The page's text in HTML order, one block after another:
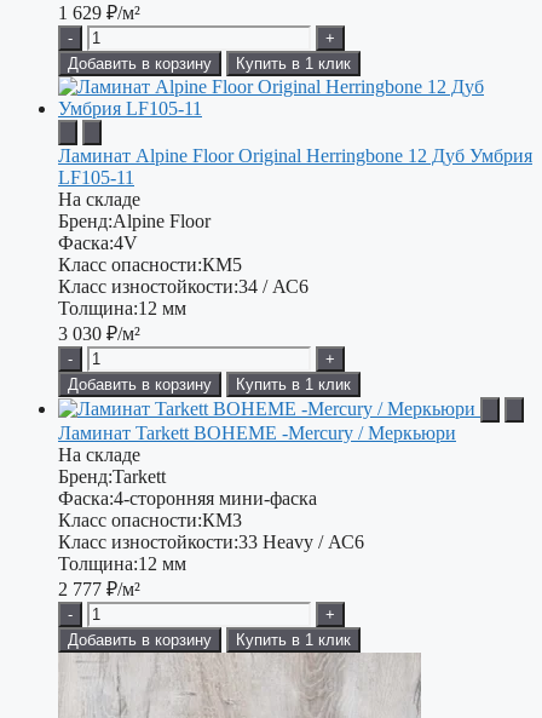
1 629 ₽/м²
-
+
Добавить в корзину
Купить в 1 клик
Ламинат Alpine Floor Original Herringbone 12 Дуб Умбрия
LF105-11
На складе
Бренд:Alpine Floor
Фаска:4V
Класс опасности:КМ5
Класс изностойкости:34 / АС6
Толщина:12 мм
3 030 ₽/м²
-
+
Добавить в корзину
Купить в 1 клик
Ламинат Tarkett BOHEME -Mercury / Меркьюри
На складе
Бренд:Tarkett
Фаска:4-сторонняя мини-фаска
Класс опасности:КМ3
Класс изностойкости:33 Heavy / АС6
Толщина:12 мм
2 777 ₽/м²
-
+
Добавить в корзину
Купить в 1 клик